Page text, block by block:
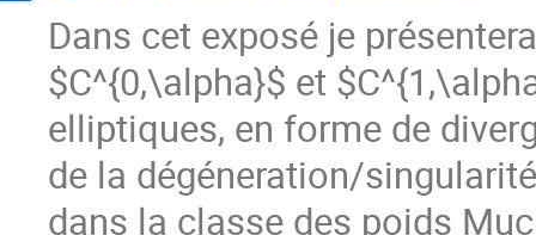
Dans cet exposé je
$C^{0,\alpha}$ et
elliptiques, en forme de
de la dégéneration/
dans la classe des poids